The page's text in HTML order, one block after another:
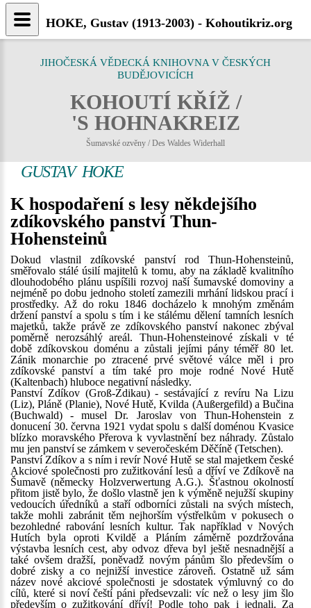
JIHOČESKÁ VĚDECKÁ KNIHOVNA V ČESKÝCH
BUDĚJOVICÍCH
KOHOUTÍ KŘÍŽ /
'S HOHNAKREIZ
Šumavské ozvěny / Des Waldes Widerhall
GUSTAV HOKE
K hospodaření s lesy někdejšího
zdíkovského panství Thun-
Hohensteinů
Dokud vlastnil zdíkovské panství rod Thun-Hohensteinů,
směřovalo stálé úsilí majitelů k tomu, aby na základě kvalitního
dlouhodobého plánu uspíšili rozvoj naší šumavské domoviny a
nejméně po dobu jednoho století zamezili mrhání lidskou prací i
prostředky. Až do roku 1846 docházelo k mnohým změnám
držení panství a spolu s tím i ke stálému dělení tamních lesních
majetků, takže právě ze zdíkovského panství nakonec zbýval
poměrně nerozsáhlý areál. Thun-Hohensteinové získali v té
době zdíkovskou doménu a zůstali jejími pány téměř 80 let.
Zánik monarchie po ztracené prvé světové válce měl i pro
zdíkovské panství a tím také pro moje rodné Nové Hutě
(Kaltenbach) hluboce negativní následky.
Panství Zdíkov (Groß-Zdikau) - sestávající z revíru Na Lizu
(Liz), Pláně (Planie), Nové Hutě, Kvilda (Außergefild) a Bučina
(Buchwald) - musel Dr. Jaroslav von Thun-Hohenstein z
donucení 30. června 1921 vydat spolu s další doménou Kvasice
blízko moravského Přerova k vyvlastnění bez náhrady. Zůstalo
mu jen panství se zámkem v severočeském Děčíně (Tetschen).
Panství Zdíkov a s ním i revír Nové Hutě se stal majetkem české
Akciové společnosti pro zužitkování lesů a dříví ve Zdíkově na
Šumavě (německy Holzverwertung A.G.). Šťastnou okolností
přitom jistě bylo, že došlo vlastně jen k výměně nejužší skupiny
vedoucích úředníků a staří odborníci zůstali na svých místech,
takže mohli zabránit těm nejhorším výstřelkům v pokusech o
bezohledné rabování lesních kultur. Tak například v Nových
Hutích byla oproti Kvildě a Pláním záměrně pozdržována
výstavba lesních cest, aby odvoz dřeva byl ještě nesnadnější a
také ovšem dražší, poněvadž novým pánům šlo především o
dobré zisky a co nejnižší investice zároveň. Ostatně už sám
název nové akciové společnosti je sdostatek výmluvný co do
cílů, které si noví čeští páni předsevzali: víc než o lesy jim šlo
především o zužitkování dříví! Podle toho pak i jednali. Za
HOKE, Gustav (1913-2003) - Kohoutikriz.org